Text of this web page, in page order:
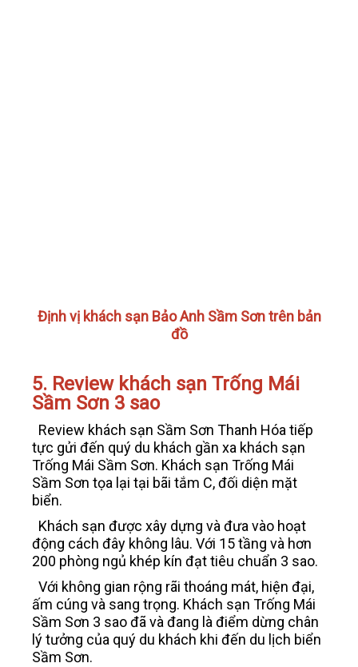
Định vị khách sạn Bảo Anh Sầm Sơn trên bản
đồ
5. Review khách sạn Trống Mái
Sầm Sơn 3 sao
Review khách sạn Sầm Sơn Thanh Hóa tiếp
tực gửi đến quý du khách gần xa khách sạn
Trống Mái Sầm Sơn. Khách sạn Trống Mái
Sầm Sơn tọa lại tại bãi tắm C, đối diện mặt
biển.
Khách sạn được xây dựng và đưa vào hoạt
động cách đây không lâu. Với 15 tầng và hơn
200 phòng ngủ khép kín đạt tiêu chuẩn 3 sao.
Với không gian rộng rãi thoáng mát, hiện đại,
ấm cúng và sang trọng. Khách sạn Trống Mái
Sầm Sơn 3 sao đã và đang là điểm dừng chân
lý tưởng của quý du khách khi đến du lịch biển
Sầm Sơn.